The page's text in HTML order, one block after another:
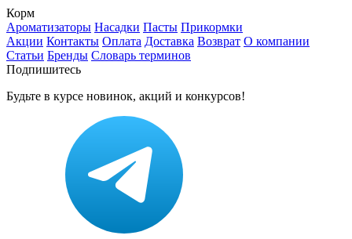
Корм
Ароматизаторы Насадки Пасты Прикормки
Акции Контакты Оплата Доставка Возврат О компании
Статьи Бренды Словарь терминов
Подпишитесь
Будьте в курсе новинок, акций и конкурсов!